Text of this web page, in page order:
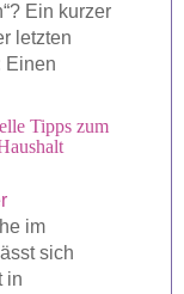
Ein kurzer
letzten
Einen
Tipps zum
im
sich
in